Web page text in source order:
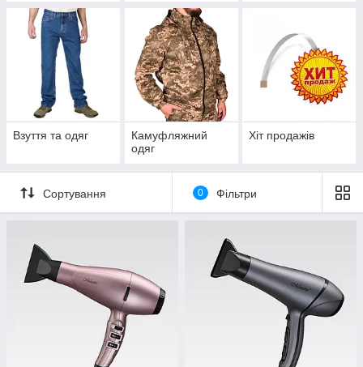
Взуття та одяг
Камуфляжний
одяг
Хіт продажів
Сортування 0 Фільтри